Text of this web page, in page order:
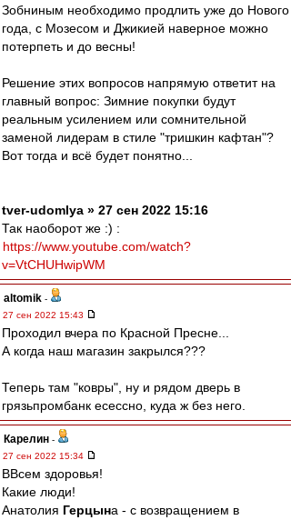
Зобниным необходимо продлить уже до Нового
года, с Мозесом и Джикией наверное можно
потерпеть и до весны!
Решение этих вопросов напрямую ответит на
главный вопрос: Зимние покупки будут
реальным усилением или сомнительной
заменой лидерам в стиле "тришкин кафтан"?
Вот тогда и всё будет понятно...
tver-udomlya » 27 сен 2022 15:16
Так наоборот же :) :
https://www.youtube.com/watch?
v=VtCHUHwipWM
altomik -
27 сен 2022 15:43
Проходил вчера по Красной Пресне...
А когда наш магазин закрылся???
Теперь там "ковры", ну и рядом дверь в
грязьпромбанк есессно, куда ж без него.
Карелин -
27 сен 2022 15:34
ВВсем здоровья!
Какие люди!
Анатолия Герцына - с возвращением в